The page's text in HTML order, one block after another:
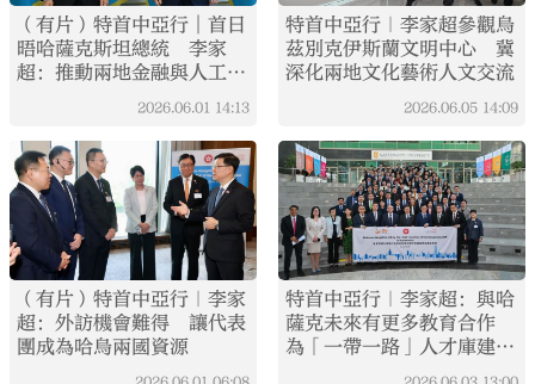
（有片）特首中亞行︱首日
晤哈薩克斯坦總統 李家
超：推動兩地金融與人工智
2026.06.01 14:13
特首中亞行｜李家超參觀烏
茲別克伊斯蘭文明中心 冀
深化兩地文化藝術人文交流
2026.06.05 14:09
（有片）特首中亞行｜李家
超：外訪機會難得 讓代表
團成為哈烏兩國資源
特首中亞行｜李家超：與哈
薩克未來有更多教育合作
為「一帶一路」人才庫建設